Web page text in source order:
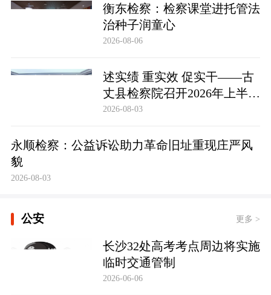
衡东检察：检察课堂进托管法
治种子润童心
2026-08-06
述实绩 重实效 促实干——古
丈县检察院召开2026年上半年
员额检察官述职述廉大会
2026-08-03
永顺检察：公益诉讼助力革命旧址重现庄严风
貌
2026-08-03
公安 更多 >
长沙32处高考考点周边将实施
临时交通管制
2026-06-06